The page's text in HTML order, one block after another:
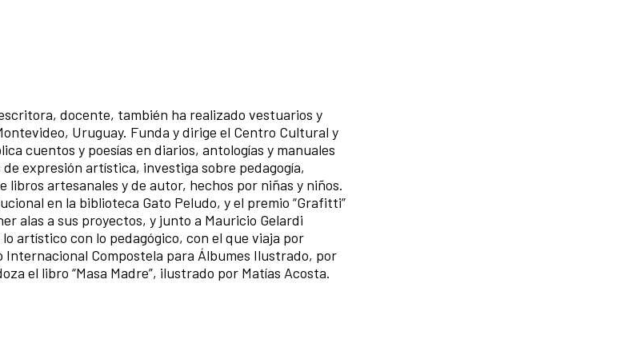
docente, también ha realizado vestuarios y
Uruguay. Funda y dirige el Centro Cultural y
cuentos y poesías en diarios, antologías y manuales
expresión artística, investiga sobre pedagogía,
libros artesanales y de autor, hechos por niñas y niños.
en la biblioteca Gato Peludo, y el premio “Grafitti”
alas a sus proyectos, y junto a Mauricio Gelardi
artístico con lo pedagógico, con el que viaja por
Compostela para Álbumes Ilustrado, por
el libro “Masa Madre”, ilustrado por Matías Acosta.